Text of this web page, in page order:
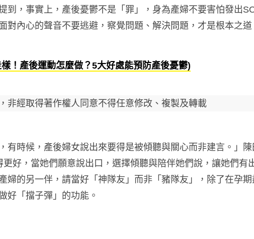
到，事實上，產後憂鬱不是「罪」，身為產婦不要害怕發出
對內心的聲音不要逃避，察覺問題、解決問題，才是根本之道
！產後運動怎麼做？5大好處能預防產後憂鬱)
非經取得著作權人同意不得任意修改、複製及轉載
有時候，產後婦女說出來要得是被傾聽與關心而非建言。」
更好，當她們願意說出口，選擇傾聽與陪伴她們說，讓她們有
婦的另一伴，請當好「神隊友」而非「豬隊友」，除了在孕期
好「擋子彈」的功能。